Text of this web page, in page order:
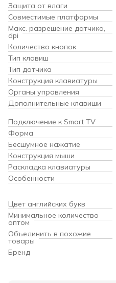
Защита от влаги
Совместимые платформы
Макс. разрешение датчика,
dpi
Количество кнопок
Тип клавиш
Тип датчика
Конструкция клавиатуры
Органы управления
Дополнительные клавиши
Подключение к Smart TV
Форма
Бесшумное нажатие
Конструкция мыши
Раскладка клавиатуры
Особенности
Цвет английских букв
Минимальное количество
оптом
Объединить в похожие
товары
Бренд